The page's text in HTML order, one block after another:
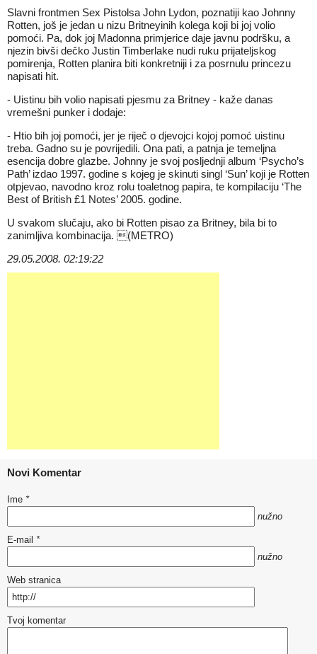
Slavni frontmen Sex Pistolsa John Lydon, poznatiji kao Johnny
Rotten, još je jedan u nizu Britneyinih kolega koji bi joj volio
pomoći. Pa, dok joj Madonna primjerice daje javnu podršku, a
njezin bivši dečko Justin Timberlake nudi ruku prijateljskog
pomirenja, Rotten planira biti konkretniji i za posrnulu princezu
napisati hit.
- Uistinu bih volio napisati pjesmu za Britney - kaže danas
vremešni punker i dodaje:
- Htio bih joj pomoći, jer je riječ o djevojci kojoj pomoć uistinu
treba. Gadno su je povrijedili. Ona pati, a patnja je temeljna
esencija dobre glazbe. Johnny je svoj posljednji album ‘Psycho’s
Path’ izdao 1997. godine s kojeg je skinuti singl ‘Sun’ koji je Rotten
otpjevao, navodno kroz rolu toaletnog papira, te kompilaciju ‘The
Best of British £1 Notes’ 2005. godine.
U svakom slučaju, ako bi Rotten pisao za Britney, bila bi to
zanimljiva kombinacija. (METRO)
29.05.2008. 02:19:22
Novi Komentar
Ime *
nužno
E-mail *
nužno
Web stranica
Tvoj komentar